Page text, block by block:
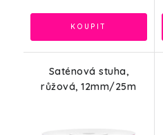
Saténová stuha,
růžová, 12mm/25m